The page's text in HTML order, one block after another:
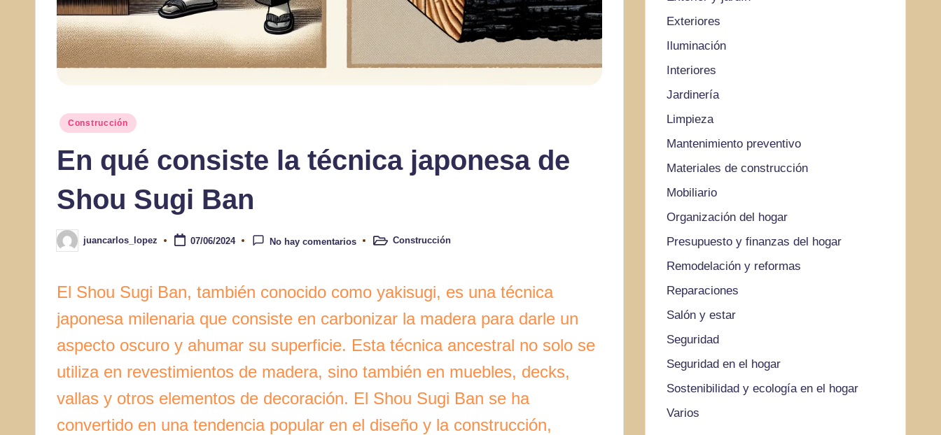
Publicado
Construcción
En qué consiste la técnica japonesa de
Shou Sugi Ban
Publicado
por
juancarlos_lopez 07/06/2024 No hay comentarios
PublicadoConstrucción
El Shou Sugi Ban, también conocido como yakisugi, es una técnica
japonesa milenaria que consiste en carbonizar la madera para darle un
aspecto oscuro y ahumar su superficie. Esta técnica ancestral no solo se
utiliza en revestimientos de madera, sino también en muebles, decks,
vallas y otros elementos de decoración. El Shou Sugi Ban se ha
convertido en una tendencia popular en el diseño y la construcción,
Exteriores
Iluminación
Interiores
Jardinería
Limpieza
Mantenimiento preventivo
Materiales de construcción
Mobiliario
Organización del hogar
Presupuesto y finanzas del hogar
Remodelación y reformas
Reparaciones
Salón y estar
Seguridad
Seguridad en el hogar
Sostenibilidad y ecología en el hogar
Varios